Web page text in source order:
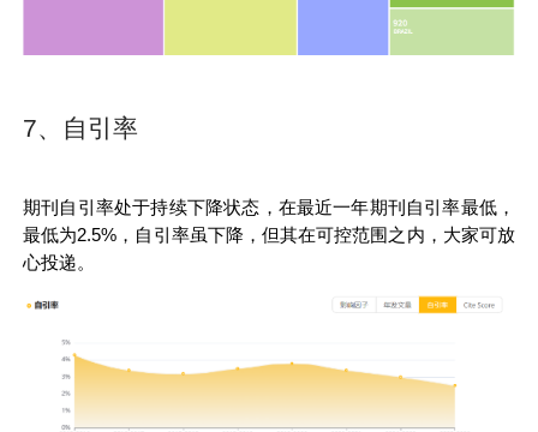
7、自引率
期刊自引率处于持续下降状态，在最近一年期刊自引率最低，
最低为2.5%，自引率虽下降，但其在可控范围之内，大家可放
心投递。